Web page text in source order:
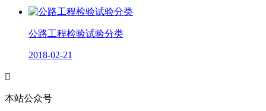
公路工程检验试验分类
2018-02-21

本站公众号